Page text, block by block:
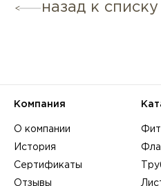
назад к списку
Компания
О компании
История
Сертификаты
Отзывы